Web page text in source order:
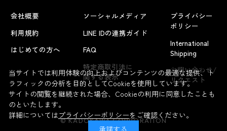
よくあるお問い合わせ
会社概要
利用規約
はじめての方へ
ソーシャルメディア
LINE IDの連携ガイド
FAQ
特定商取引法に
関する表示
プライバシー
ポリシー
International
Shipping
お問い合わせ/
リクエスト
© KADOKAWA CORPORATION
当サイトでは利用体験の向上およびコンテンツの最適な提供、ト
ラフィックの分析を目的としてCookieを使用しています。
サイトの閲覧を継続された場合、Cookieの利用に同意したことも
のといたします。
詳細についてはプライバシーポリシーをご確認ください。